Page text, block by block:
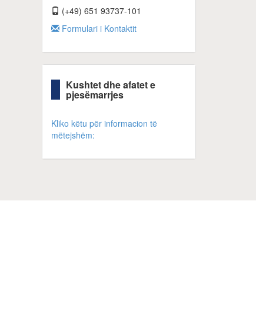
(+49) 651 93737-101
Formulari i Kontaktit
Kushtet dhe afatet e
pjesëmarrjes
Kliko këtu për informacion të
mëtejshëm: